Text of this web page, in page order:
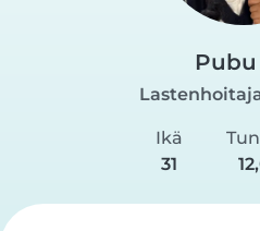
Pubu
Ikä
31